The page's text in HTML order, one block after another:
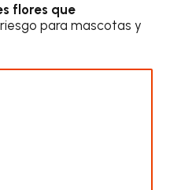
flores que
para mascotas y